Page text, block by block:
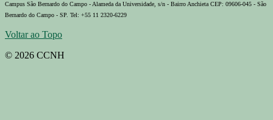
Campus São Bernardo do Campo - Alameda da Universidade, s/n - Bairro Anchieta CEP: 09606-045 - São
Bernardo do Campo - SP. Tel: +55 11 2320-6229
Voltar ao Topo
© 2026 CCNH